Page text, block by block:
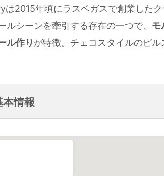
2015年頃にラスベガスで創業した
ルシーンを牽引する存在の一つで、 モ
ル作りが特徴。チェコスタイルのピ
情報